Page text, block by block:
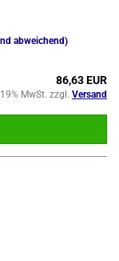
abweichend)
86,63 EUR
MwSt. zzgl. Versand